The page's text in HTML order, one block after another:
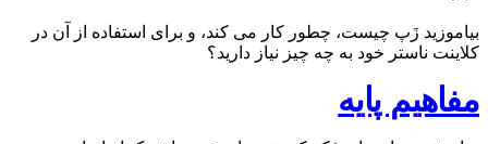
بیاموزید زَپ چیست، چطور کار می کند، و برای استفاده از آن در
کلاینت ناستر خود به چه چیز نیاز دارید؟
مفاهیم پایه